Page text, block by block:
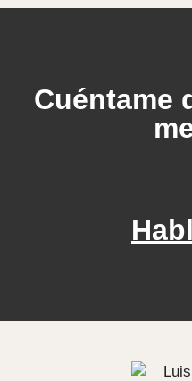
Cuéntame